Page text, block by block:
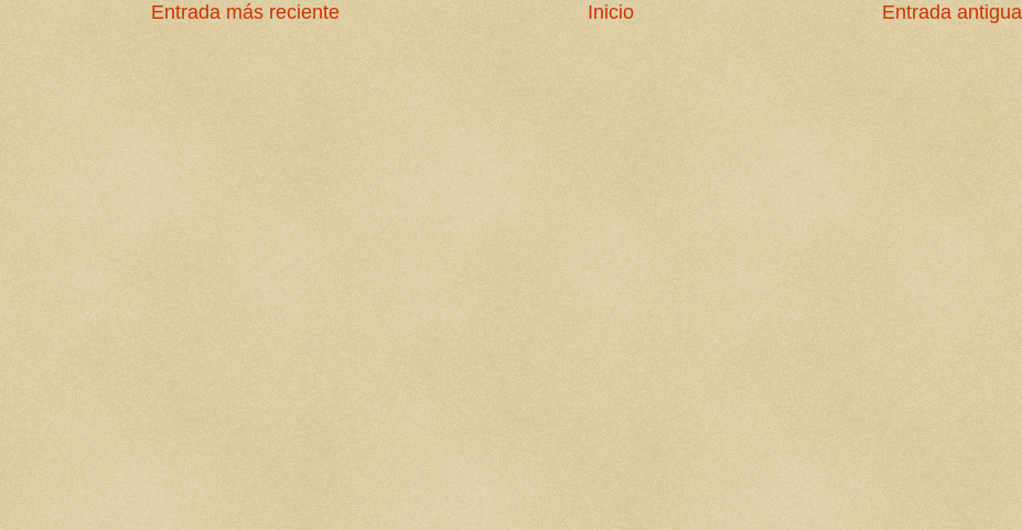
Entrada más reciente Entrada antigua
Inicio